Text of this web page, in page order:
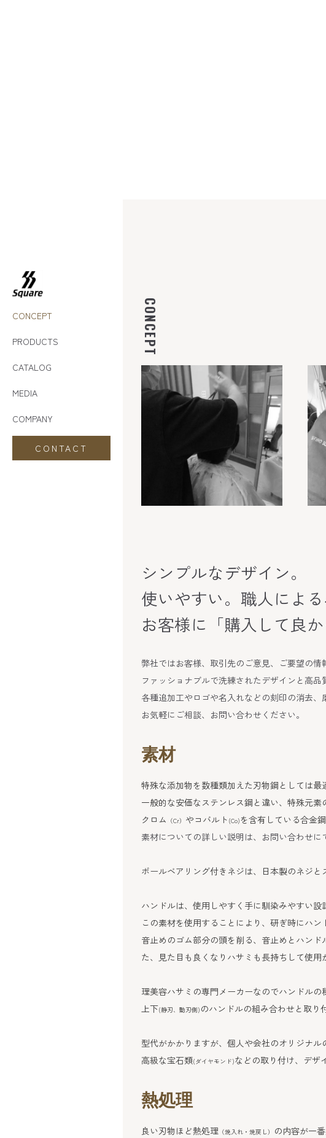
CONCEPT
シンプルなデザイン。
使いやすい。職人によ
お客様に「購入して良
弊社ではお客様、取引先のご意見、ご要望の
ファッショナブルで洗練されたデザインと高
各種追加工やロゴや名入れなどの刻印の消去
お気軽にご相談、お問い合わせください。
素材
特殊な添加物を数種類加えた刃物鋼としては最
一般的な安価なステンレス鋼と違い、特殊元
クロム （Cr） やコバルト (Co)を含有している合金
素材についての詳しい説明は、お問い合わせに
ボールベアリング付きネジは、日本製のネジ
ハンドルは、使用しやすく手に馴染みやすい設
この素材を使用することにより、研ぎ時にハ
音止めのゴム部分の頭を削る、音止めとハン
た、見た目も良くなりハサミも長持ちして使用
理美容ハサミの専門メーカーなのでハンドルの
上下(静刃、動刃側) のハンドルの組み合わせと取り
型代がかかりますが、個人や会社のオリジナル
高級な宝石類(ダイヤモンド)などの取り付け、デザ
熱処理
良い刃物ほど熱処理 （焼入れ・焼戻し）
の内容が一
CONCEPT
PRODUCTS
CATALOG
MEDIA
COMPANY
CONTACT